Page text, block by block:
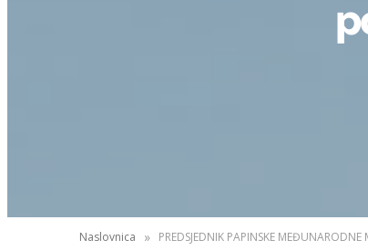
Naslovnica »